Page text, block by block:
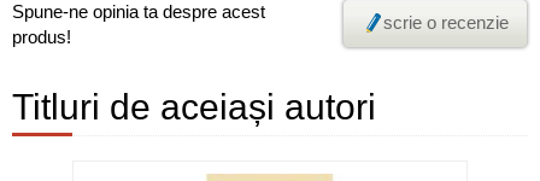
Spune-ne opinia ta despre acest
produs!
scrie o recenzie
Titluri de aceiași autori